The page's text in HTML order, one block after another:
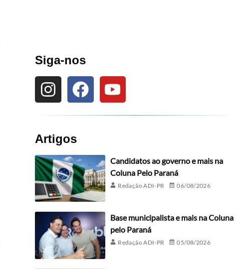
Siga-nos
Artigos
Candidatos ao governo e mais na
Coluna Pelo Paraná
Redação ADI-PR 06/08/2026
Base municipalista e mais na Coluna
pelo Paraná
Redação ADI-PR 05/08/2026